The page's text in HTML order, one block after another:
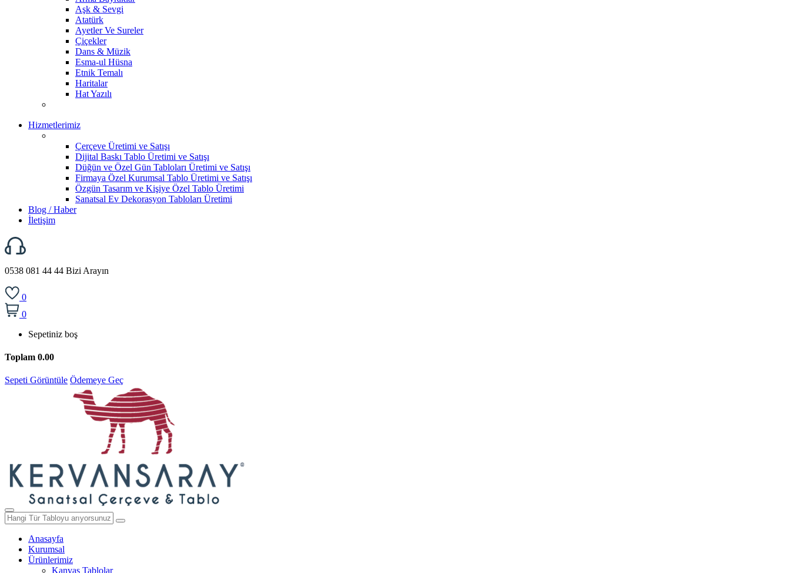
Aşk & Sevgi
Atatürk
Ayetler Ve Sureler
Çiçekler
Dans & Müzik
Esma-ul Hüsna
Etnik Temalı
Haritalar
Hat Yazılı
Hizmetlerimiz
Çerçeve Üretimi ve Satışı
Dijital Baskı Tablo Üretimi ve Satışı
Düğün ve Özel Gün Tabloları Üretimi ve Satışı
Firmaya Özel Kurumsal Tablo Üretimi ve Satışı
Özgün Tasarım ve Kişiye Özel Tablo Üretimi
Sanatsal Ev Dekorasyon Tabloları Üretimi
Blog / Haber
İletişim
0538 081 44 44 Bizi Arayın
0
0
Sepetiniz boş
Toplam 0.00
Sepeti Görüntüle Ödemeye Geç
Anasayfa
Kurumsal
Ürünlerimiz
Kanvas Tablolar